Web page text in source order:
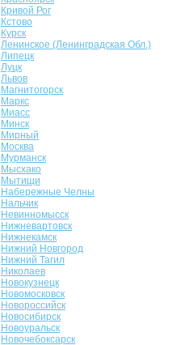
Кривой Рог
Кстово
Курск
Ленинское (Ленинградская Обл.)
Липецк
Луцк
Львов
Магнитогорск
Маркс
Миасс
Минск
Мирный
Москва
Мурманск
Мысхако
Мытищи
Набережные Челны
Нальчик
Невинномысск
Нижневартовск
Нижнекамск
Нижний Новгород
Нижний Тагил
Николаев
Новокузнецк
Новомосковск
Новороссийск
Новосибирск
Новоуральск
Новочебоксарск